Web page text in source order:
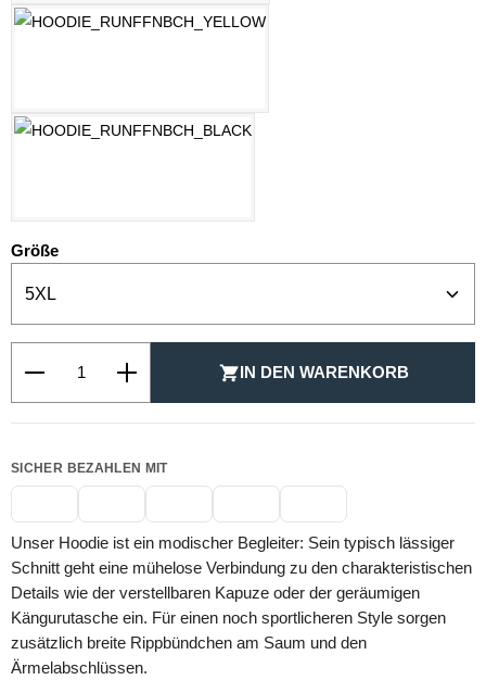
Größeauswählen
IN DEN WARENKORB
SICHER BEZAHLEN MIT
Unser Hoodie ist ein modischer Begleiter: Sein typisch lässiger
Schnitt geht eine mühelose Verbindung zu den charakteristischen
Details wie der verstellbaren Kapuze oder der geräumigen
Kängurutasche ein. Für einen noch sportlicheren Style sorgen
zusätzlich breite Rippbündchen am Saum und den
Ärmelabschlüssen.